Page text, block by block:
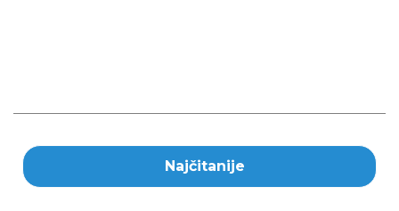
Najčitanije